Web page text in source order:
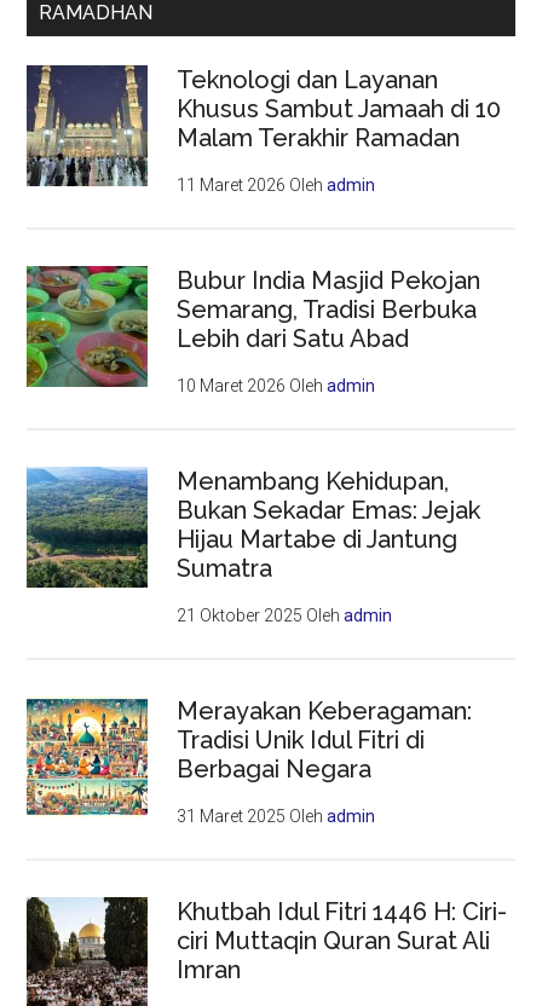
RAMADHAN
Teknologi dan Layanan
Khusus Sambut Jamaah di 10
Malam Terakhir Ramadan
11 Maret 2026 Olehadmin
Bubur India Masjid Pekojan
Semarang, Tradisi Berbuka
Lebih dari Satu Abad
10 Maret 2026 Olehadmin
Menambang Kehidupan,
Bukan Sekadar Emas: Jejak
Hijau Martabe di Jantung
Sumatra
21 Oktober 2025 Olehadmin
Merayakan Keberagaman:
Tradisi Unik Idul Fitri di
Berbagai Negara
31 Maret 2025 Olehadmin
Khutbah Idul Fitri 1446 H: Ciri-
ciri Muttaqin Quran Surat Ali
Imran